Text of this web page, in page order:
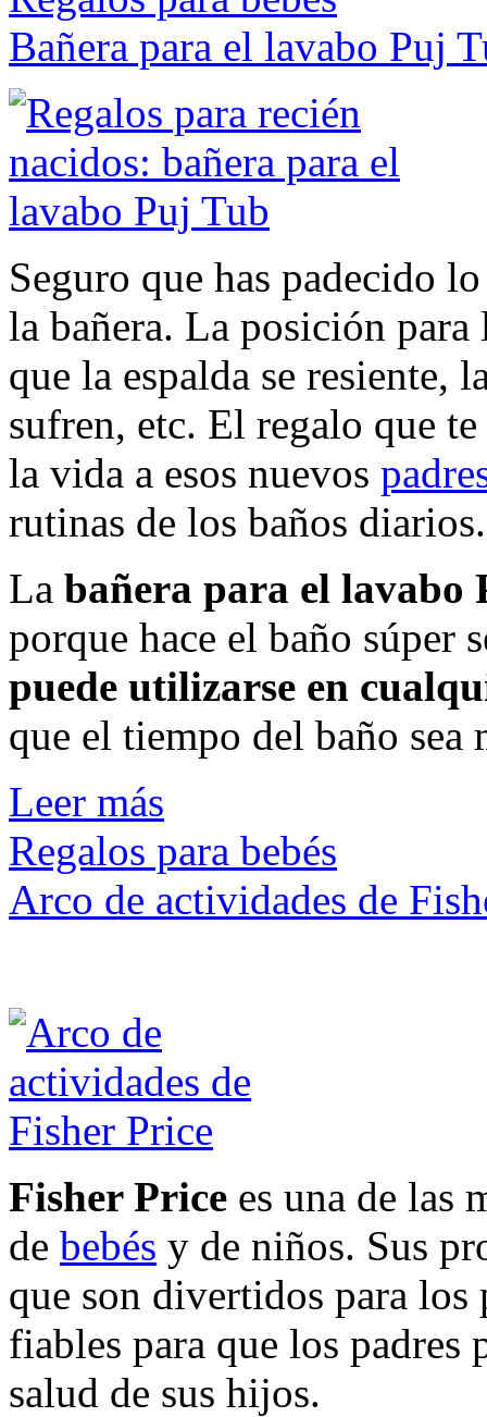
Bañera para el lavabo Puj
Seguro que has padecido
la bañera. La posición
que la espalda se resiente,
sufren, etc. El regalo que
la vida a esos nuevos
rutinas de los baños diarios.
La bañera para el lavabo
porque hace el baño súper
puede utilizarse en
que el tiempo del baño sea
Leer más
Regalos para bebés
Arco de actividades de
Fisher Price es una de las
de bebés y de niños. Sus
que son divertidos para
fiables para que los padres
salud de sus hijos.